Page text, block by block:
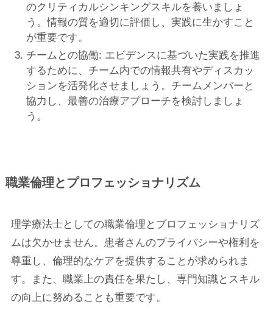
のクリティカルシンキングスキルを養いましょ
う。情報の質を適切に評価し、実践に生かすこと
が重要です。
チームとの協働: エビデンスに基づいた実践を推進
するために、チーム内での情報共有やディスカッ
ションを活発化させましょう。チームメンバーと
協力し、最善の治療アプローチを検討しましょ
う。
職業倫理とプロフェッショナリズム
理学療法士としての職業倫理とプロフェッショナリズ
ムは欠かせません。患者さんのプライバシーや権利を
尊重し、倫理的なケアを提供することが求められま
す。また、職業上の責任を果たし、専門知識とスキル
の向上に努めることも重要です。